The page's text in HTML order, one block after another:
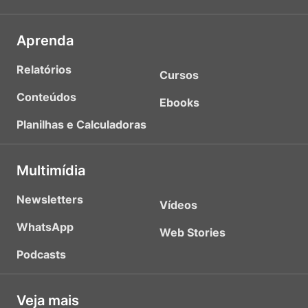
Aprenda
Relatórios
Conteúdos
Planilhas e Calculadoras
Cursos
Ebooks
Multimídia
Newsletters
WhatsApp
Podcasts
Vídeos
Web Stories
Veja mais